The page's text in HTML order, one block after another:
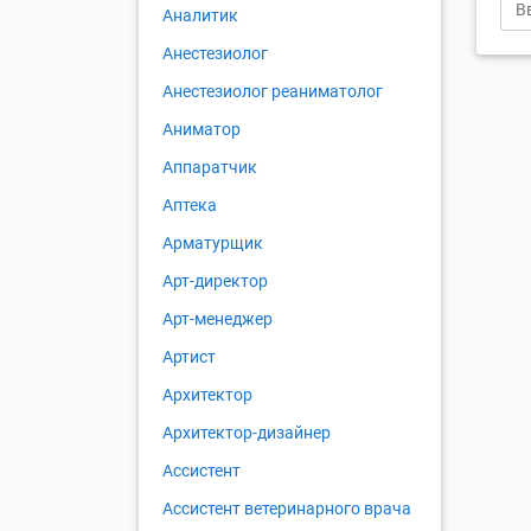
Аналитик
Анестезиолог
Анестезиолог реаниматолог
Аниматор
Аппаратчик
Аптека
Арматурщик
Арт-директор
Арт-менеджер
Артист
Архитектор
Архитектор-дизайнер
Ассистент
Ассистент ветеринарного врача